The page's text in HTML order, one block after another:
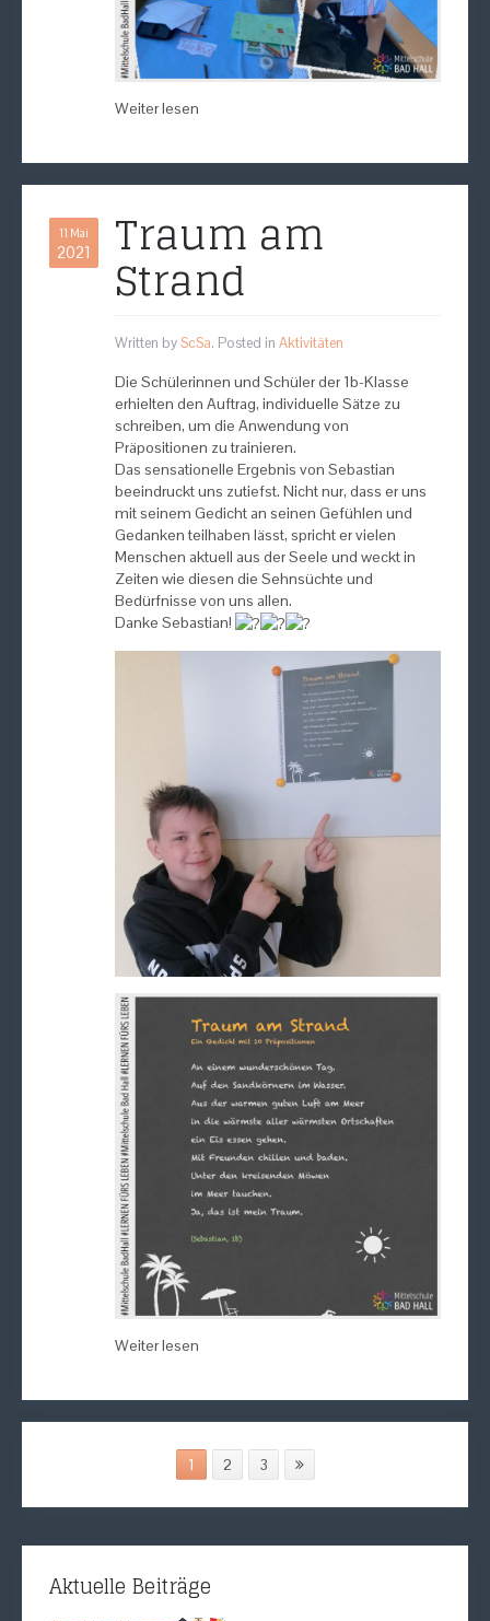
Weiter lesen
11 Mai
2021 Traum am
Strand
Written byScSa. Posted in Aktivitäten
Die Schülerinnen und Schüler der 1b-Klasse
erhielten den Auftrag, individuelle Sätze zu
schreiben, um die Anwendung von
Präpositionen zu trainieren.
Das sensationelle Ergebnis von Sebastian
beeindruckt uns zutiefst. Nicht nur, dass er uns
mit seinem Gedicht an seinen Gefühlen und
Gedanken teilhaben lässt, spricht er vielen
Menschen aktuell aus der Seele und weckt in
Zeiten wie diesen die Sehnsüchte und
Bedürfnisse von uns allen.
Danke Sebastian!
Weiter lesen
1 2 3
Aktuelle Beiträge